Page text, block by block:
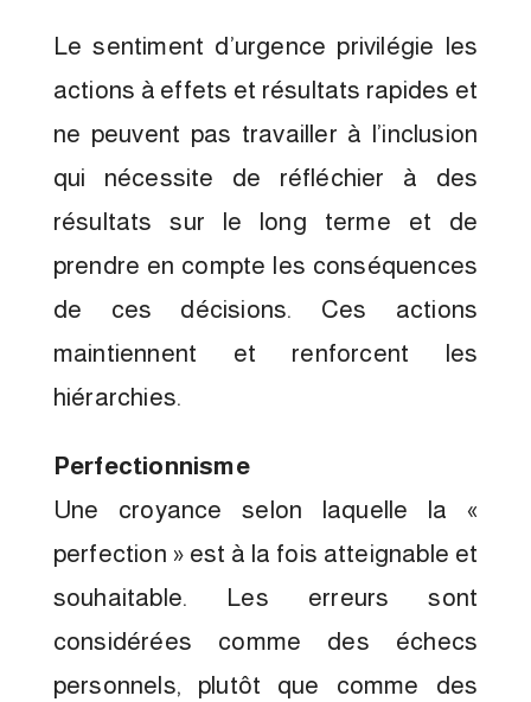
Le sentiment d’urgence privilégie les
actions à effets et résultats rapides et
ne peuvent pas travailler à l’inclusion
qui nécessite de réfléchier à des
résultats sur le long terme et de
prendre en compte les conséquences
de ces décisions. Ces actions
maintiennent et renforcent les
hiérarchies.
Perfectionnisme
Une croyance selon laquelle la «
perfection » est à la fois atteignable et
souhaitable. Les erreurs sont
considérées comme des échecs
personnels, plutôt que comme des